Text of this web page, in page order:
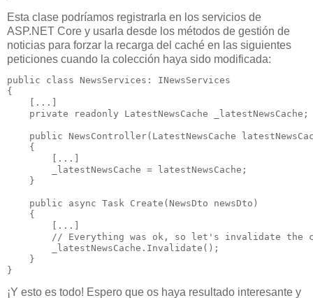
Esta clase podríamos registrarla en los servicios de
ASP.NET Core y usarla desde los métodos de gestión de
noticias para forzar la recarga del caché en las siguientes
peticiones cuando la colección haya sido modificada:
public class NewsServices: INewsServices
{
    [...]
    private readonly LatestNewsCache _latestNewsCache;
public NewsController(LatestNewsCache
    {
        [...]
        _latestNewsCache = latestNewsCache;
    }
    public async Task Create(NewsDto newsDto)
    {
        [...]
// Everything was ok, so let's invalidate the
        _latestNewsCache.Invalidate();
    }
¡Y esto es todo! Espero que os haya resultado interesante y